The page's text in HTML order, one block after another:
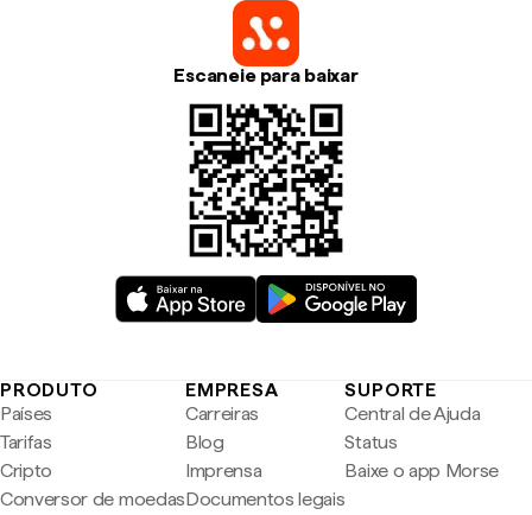
Escaneie para baixar
PRODUTO
Países
Tarifas
Cripto
Conversor de moedas
EMPRESA
Carreiras
Blog
Imprensa
Documentos legais
SUPORTE
Central de Ajuda
Status
Baixe o app Morse